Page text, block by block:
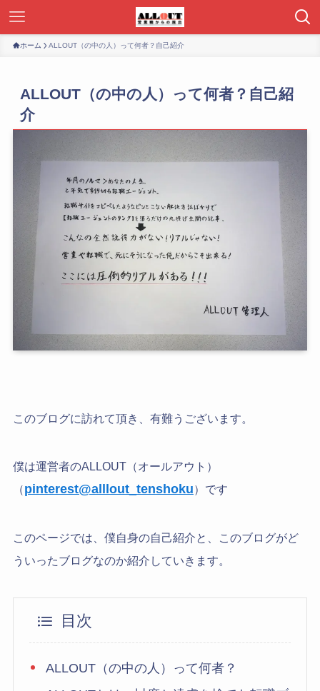
ホーム ALLOUT（の中の人）って何者？自己紹介
ALLOUT（の中の人）って何者？自己紹
介
このブログに訪れて頂き、有難うございます。
僕は運営者のALLOUT（オールアウト）
（pinterest@alllout_tenshoku）です
このページでは、僕自身の自己紹介と、このブログがど
ういったブログなのか紹介していきます。
目次
ALLOUT（の中の人）って何者？